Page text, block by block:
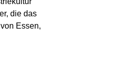
die das
Essen,